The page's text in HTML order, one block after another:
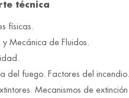
técnica
físicas.
Mecánica de Fluidos.
del fuego. Factores del incendio.
Mecanismos de extinción.